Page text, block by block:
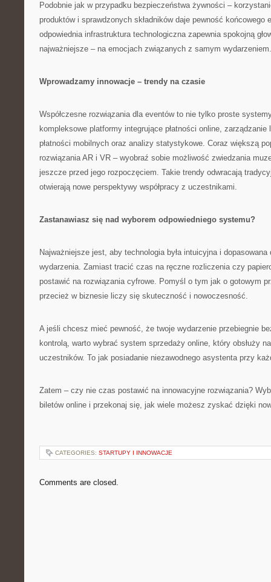
Podobnie jak w przypadku bezpieczeństwa żywności –
produktów i sprawdzonych składników daje pewność końcowego
odpowiednia infrastruktura technologiczna zapewnia spokojną
najważniejsze – na emocjach związanych z samym wydarzeniem.
Wprowadzamy innowacje – trendy na czasie
Współczesne rozwiązania dla eventów to nie tylko proste
kompleksowe platformy integrujące płatności online, zarządzanie
płatności mobilnych oraz analizy statystykowe. Coraz większą
rozwiązania AR i VR – wyobraź sobie możliwość zwiedzania
jeszcze przed jego rozpoczęciem. Takie trendy odwracają
otwierają nowe perspektywy współpracy z uczestnikami.
Zastanawiasz się nad wyborem odpowiedniego systemu?
Najważniejsze jest, aby technologia była intuicyjna i
wydarzenia. Zamiast tracić czas na ręczne rozliczenia czy
postawić na rozwiązania cyfrowe. Pomyśl o tym jak o gotowym
przecież w biznesie liczy się skuteczność i nowoczesność.
A jeśli chcesz mieć pewność, że twoje wydarzenie przebiegnie
kontrolą, warto wybrać system sprzedaży online, który obsłuży
uczestników. To jak posiadanie niezawodnego asystenta przy
Zatem – czy nie czas postawić na innowacyjne rozwiązania?
biletów online i przekonaj się, jak wiele możesz zyskać dzięki
CATEGORIES: STARTUPY I INNOWACJE
Comments are closed.